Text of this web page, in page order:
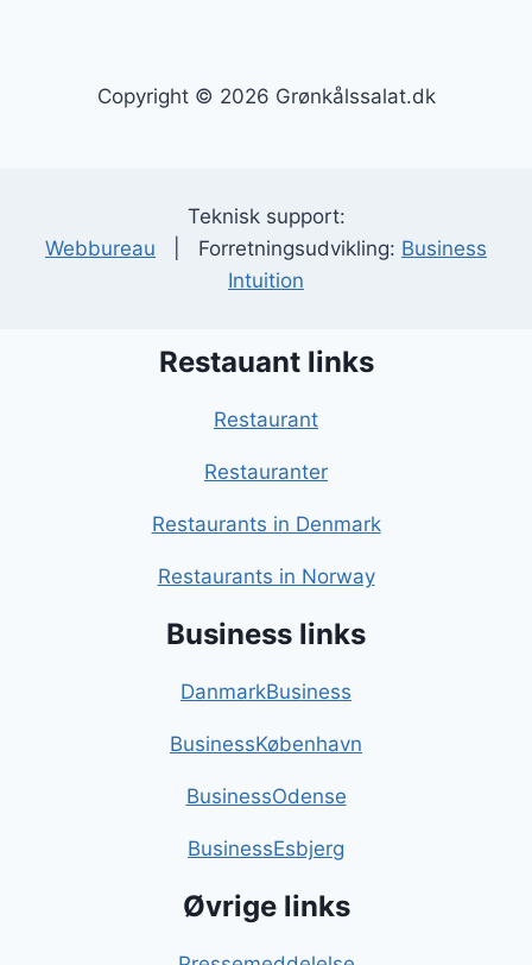
Copyright © 2026 Grønkålssalat.dk
Teknisk support:
Webbureau | Forretningsudvikling: Business
Intuition
Restauant links
Restaurant
Restauranter
Restaurants in Denmark
Restaurants in Norway
Business links
DanmarkBusiness
BusinessKøbenhavn
BusinessOdense
BusinessEsbjerg
Øvrige links